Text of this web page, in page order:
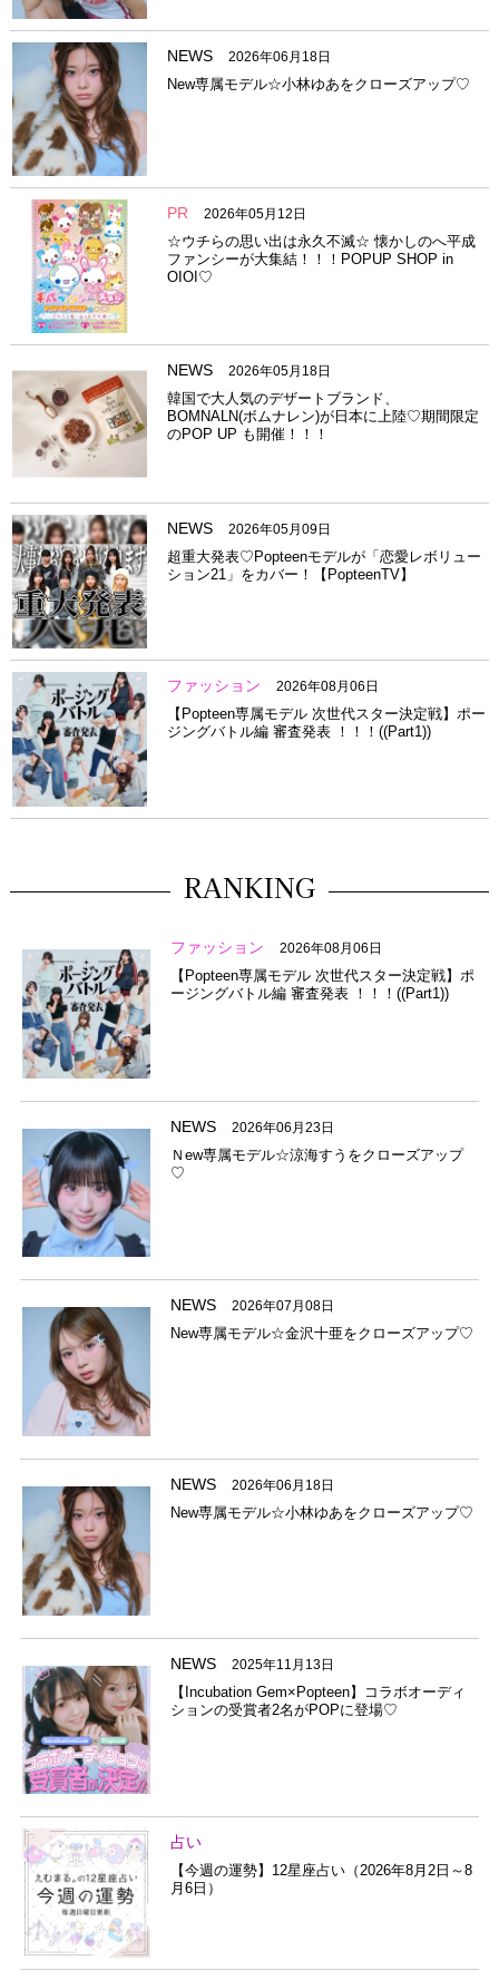
NEWS 2026年06月18日
New専属モデル☆小林ゆあをクローズアップ♡
PR 2026年05月12日
☆ウチらの思い出は永久不滅☆ 懐かしのへ平成
ファンシーが大集結！！！POPUP SHOP in
OIOI♡
NEWS 2026年05月18日
韓国で大人気のデザートブランド、
BOMNALN(ボムナレン)が日本に上陸♡期間限定
のPOP UP も開催！！！
NEWS 2026年05月09日
超重大発表♡Popteenモデルが「恋愛レボリュー
ション21」をカバー！【PopteenTV】
ファッション 2026年08月06日
【Popteen専属モデル 次世代スター決定戦】ポー
ジングバトル編 審査発表 ！！！((Part1))
RANKING
ファッション 2026年08月06日
【Popteen専属モデル 次世代スター決定戦】ポ
ージングバトル編 審査発表 ！！！((Part1))
NEWS 2026年06月23日
Ｎew専属モデル☆涼海すうをクローズアップ
♡
NEWS 2026年07月08日
New専属モデル☆金沢十亜をクローズアップ♡
NEWS 2026年06月18日
New専属モデル☆小林ゆあをクローズアップ♡
NEWS 2025年11月13日
【Incubation Gem×Popteen】コラボオーディ
ションの受賞者2名がPOPに登場♡
占い
【今週の運勢】12星座占い（2026年8月2日～8
月6日）